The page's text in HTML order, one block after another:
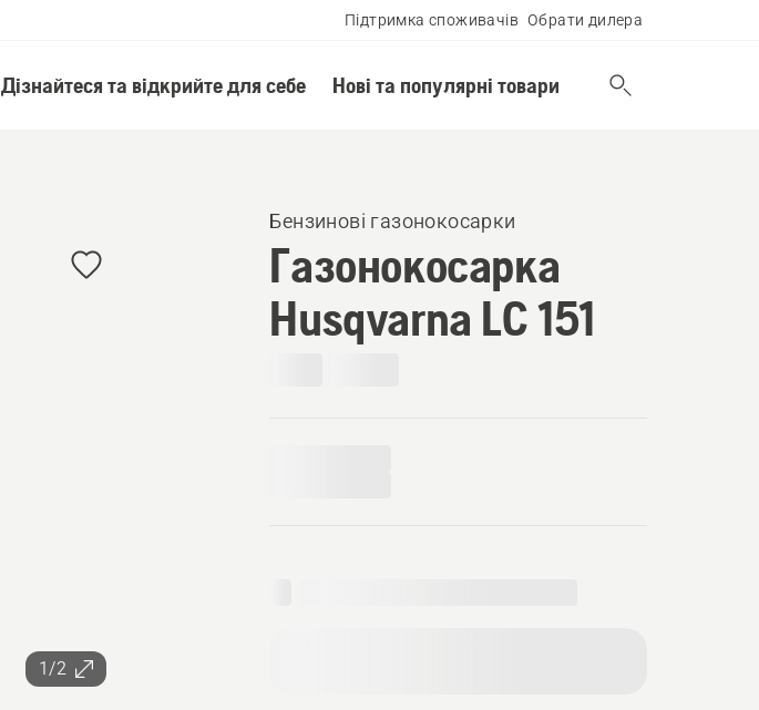
Підтримка споживачів Обрати дилера
Дізнайтеся та відкрийте для себе Нові та популярні товари
1/2
Бензинові газонокосарки
Газонокосарка
Husqvarna LC 151